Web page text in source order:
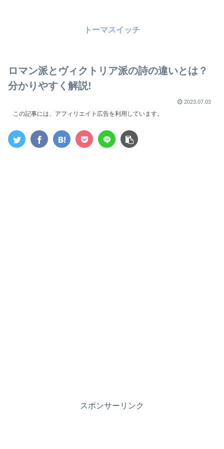
トーマスイッチ
ロマン派とヴィクトリア派の詩の違いとは？
分かりやすく解説!
2023.07.03
この記事には、アフィリエイト広告を利用しています。
スポンサーリンク